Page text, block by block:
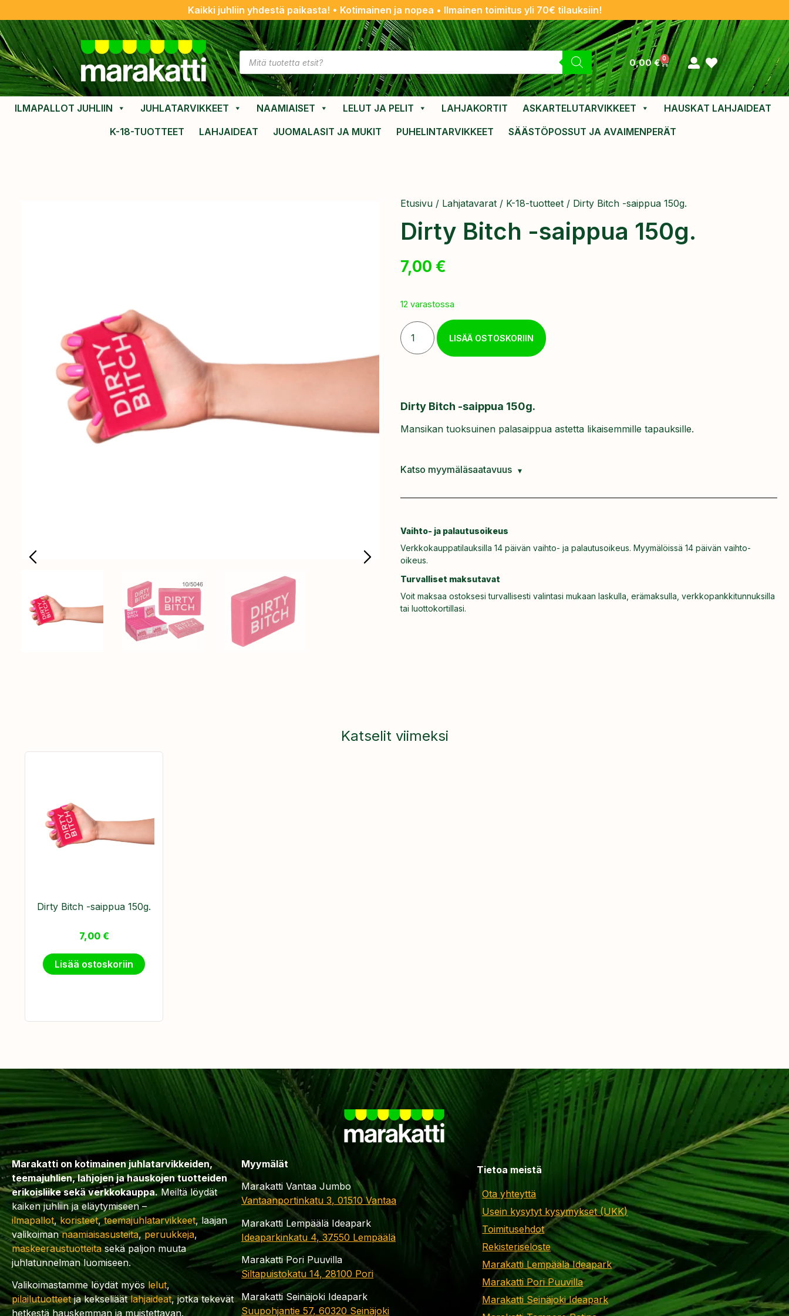
Kaikki juhliin yhdestä paikasta! • Kotimainen ja nopea • Ilmainen toimitus yli 70€ tilauksiin!
0,00€ 0
ILMAPALLOT JUHLIIN JUHLATARVIKKEET NAAMIAISET LELUT JA PELIT LAHJAKORTIT ASKARTELUTARVIKKEET
HAUSKAT LAHJAIDEAT
K-18-TUOTTEET
LAHJAIDEAT JUOMALASIT JA MUKIT PUHELINTARVIKKEET SÄÄSTÖPOSSUT JA AVAIMENPERÄT
Etusivu / Lahjatavarat / K-18-tuotteet / Dirty Bitch -saippua 150g.
Dirty Bitch -saippua 150g.
7,00 €
12 varastossa
LISÄÄ OSTOSKORIIN
Dirty Bitch -saippua 150g.
Mansikan tuoksuinen palasaippua astetta likaisemmille tapauksille.
Katso myymäläsaatavuus
Vaihto- ja palautusoikeus
Verkkokauppatilauksilla 14 päivän vaihto- ja palautusoikeus. Myymälöissä 14 päivän vaihto-
oikeus.
Turvalliset maksutavat
Voit maksaa ostoksesi turvallisesti valintasi mukaan laskulla, erämaksulla, verkkopankkitunnuksilla
tai luottokortillasi.
Katselit viimeksi
Dirty Bitch -saippua 150g.
7,00 €
Lisää ostoskoriin
Marakatti on kotimainen juhlatarvikkeiden,
teemajuhlien, lahjojen ja hauskojen tuotteiden
erikoisliike sekä verkkokauppa.Meiltä löydät
kaiken juhliin ja eläytymiseen –
ilmapallot,koristeet,teemajuhlatarvikkeet, laajan
valikoimannaamiaisasusteita,peruukkeja,
maskeeraustuotteitasekä paljon muuta
juhlatunnelman luomiseen.
Valikoimastamme löydät myöslelut,
pilailutuotteetja kekseliäätlahjaideat, jotka tekevät
hetkestä hauskemman ja muistettavan.
Myymälät
Marakatti Vantaa Jumbo
Vantaanportinkatu 3, 01510 Vantaa
Marakatti Lempäälä Ideapark
Ideaparkinkatu 4, 37550 Lempäälä
Marakatti Pori Puuvilla
Siltapuistokatu 14, 28100 Pori
Marakatti Seinäjoki Ideapark
Suupohjantie 57, 60320 Seinäjoki
Tietoa meistä
Ota yhteyttä
Usein kysytyt kysymykset (UKK)
Toimitusehdot
Rekisteriseloste
Marakatti Lempäälä Ideapark
Marakatti Pori Puuvilla
Marakatti Seinäjoki Ideapark